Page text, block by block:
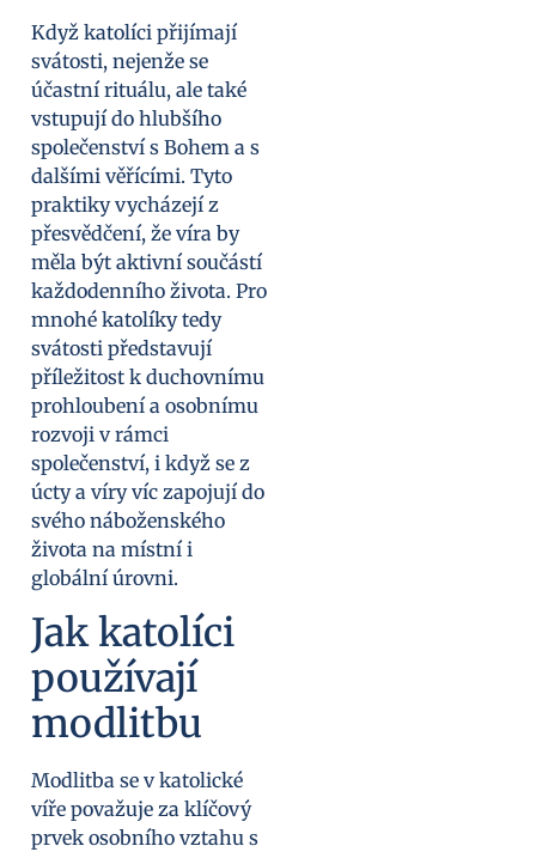
Když katolíci přijímají
svátosti, nejenže se
účastní rituálu, ale také
vstupují do hlubšího
společenství s Bohem a s
dalšími věřícími. Tyto
praktiky vycházejí z
přesvědčení, že víra by
měla být aktivní součástí
každodenního života. Pro
mnohé katolíky tedy
svátosti představují
příležitost k duchovnímu
prohloubení a osobnímu
rozvoji v rámci
společenství, i když se z
úcty a víry víc zapojují do
svého náboženského
života na místní i
globální úrovni.
Jak katolíci
používají
modlitbu
Modlitba se v katolické
víře považuje za klíčový
prvek osobního vztahu s